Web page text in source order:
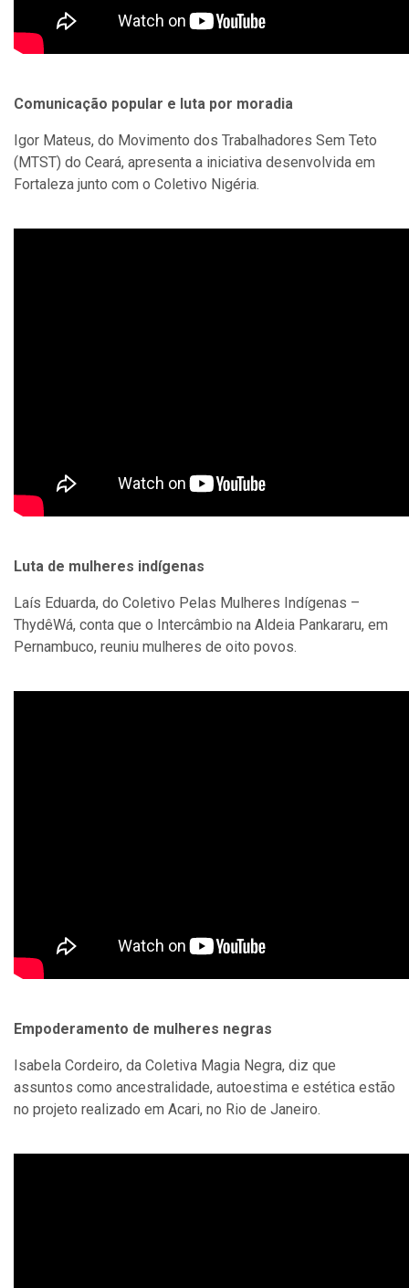
Comunicação popular e luta por moradia
Igor Mateus, do Movimento dos Trabalhadores Sem Teto
(MTST) do Ceará, apresenta a iniciativa desenvolvida em
Fortaleza junto com o Coletivo Nigéria.
Luta de mulheres indígenas
Laís Eduarda, do Coletivo Pelas Mulheres Indígenas –
ThydêWá, conta que o Intercâmbio na Aldeia Pankararu, em
Pernambuco, reuniu mulheres de oito povos.
Empoderamento de mulheres negras
Isabela Cordeiro, da Coletiva Magia Negra, diz que
assuntos como ancestralidade, autoestima e estética estão
no projeto realizado em Acari, no Rio de Janeiro.